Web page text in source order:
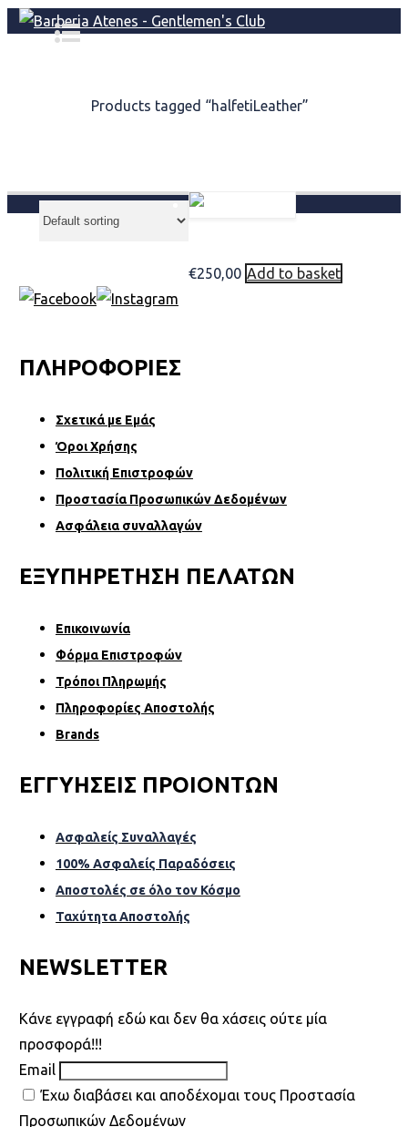
Products tagged “halfetiLeather”
€250,00 Add to basket
ΠΛΗΡΟΦΟΡΙΕΣ
Σχετικά µε Εµάς
Όροι Χρήσης
Πολιτική Επιστροφών
Προστασία Προσωπικών Δεδομένων
Ασφάλεια συναλλαγών
ΕΞΥΠΗΡΕΤΗΣΗ ΠΕΛΑΤΩΝ
Επικοινωνία
Φόρµα Επιστροφών
Τρόποι Πληρωμής
Πληροφορίες Αποστολής
Brands
ΕΓΓΥΗΣΕΙΣ ΠΡΟΙΟΝΤΩΝ
Ασφαλείς Συναλλαγές
100% Ασφαλείς Παραδόσεις
Αποστολές σε όλο τον Κόσµο
Ταχύτητα Αποστολής
NEWSLETTER
Kάνε εγγραφή εδώ και δεν θα χάσεις ούτε μία
προσφορά!!!
Email
Έχω διαβάσει και αποδέχομαι τους Προστασία
Προσωπικών Δεδομένων